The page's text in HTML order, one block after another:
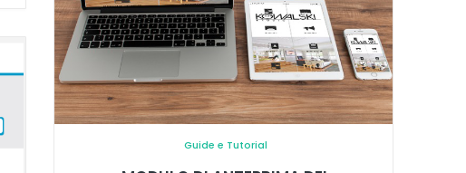
Guide e Tutorial